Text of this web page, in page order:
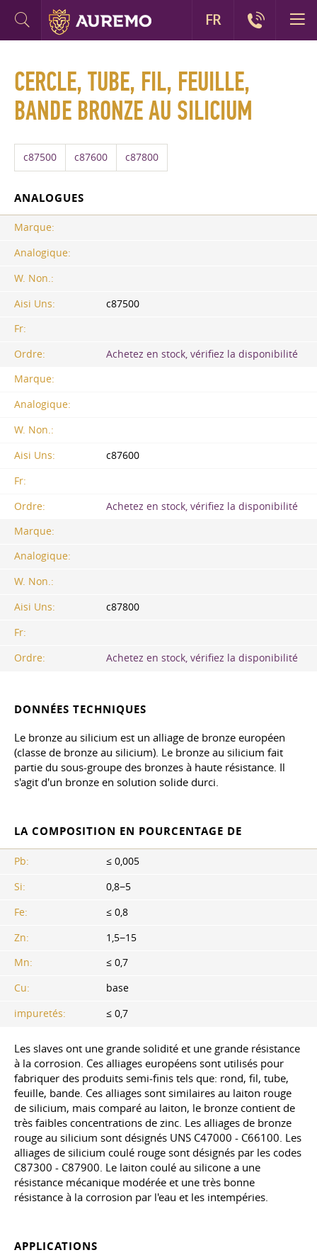
CERCLE, TUBE, FIL, FEUILLE,
BANDE BRONZE AU SILICIUM
c87500 c87600 c87800
ANALOGUES
Marque:
Analogique:
W. Non.:
Aisi Uns:
c87500
Fr:
Ordre:
Achetez en stock, vérifiez la disponibilité
Marque:
Analogique:
W. Non.:
Aisi Uns:
c87600
Fr:
Ordre:
Achetez en stock, vérifiez la disponibilité
Marque:
Analogique:
W. Non.:
Aisi Uns:
c87800
Fr:
Ordre:
Achetez en stock, vérifiez la disponibilité
DONNÉES TECHNIQUES
Le bronze au silicium est un alliage de bronze européen
(classe de bronze au silicium). Le bronze au silicium fait
partie du sous-groupe des bronzes à haute résistance. Il
s'agit d'un bronze en solution solide durci.
LA COMPOSITION EN POURCENTAGE DE
Pb:
≤ 0,005
Si:
0,8−5
Fe:
≤ 0,8
Zn:
1,5−15
Mn:
≤ 0,7
Cu:
base
impuretés:
≤ 0,7
Les slaves ont une grande solidité et une grande résistance
à la corrosion. Ces alliages européens sont utilisés pour
fabriquer des produits semi-finis tels que: rond, fil, tube,
feuille, bande. Ces alliages sont similaires au laiton rouge
de silicium, mais comparé au laiton, le bronze contient de
très faibles concentrations de zinc. Les alliages de bronze
rouge au silicium sont désignés UNS C47000 - C66100. Les
alliages de silicium coulé rouge sont désignés par les codes
C87300 - C87900. Le laiton coulé au silicone a une
résistance mécanique modérée et une très bonne
résistance à la corrosion par l'eau et les intempéries.
APPLICATIONS
FR